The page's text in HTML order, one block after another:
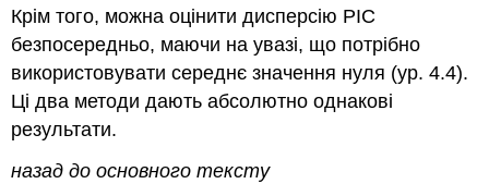
Крім того, можна оцінити дисперсію PIC
безпосередньо, маючи на увазі, що потрібно
використовувати середнє значення нуля (ур. 4.4).
Ці два методи дають абсолютно однакові
результати.
назад до основного тексту